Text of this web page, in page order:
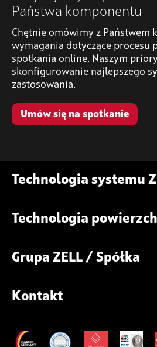
Państwa komponentu
Chętnie omówimy z Państwem
wymagania dotyczące procesu
spotkania online. Naszym
skonfigurowanie najlepszego
zastosowania.
Umów się na spotkanie
Technologia systemu
Technologia
Grupa ZELL / Spółka
Kontakt